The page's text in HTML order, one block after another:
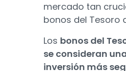
mercado tan
bonos del Tesoro
Los bonos del
se consideran
inversión más